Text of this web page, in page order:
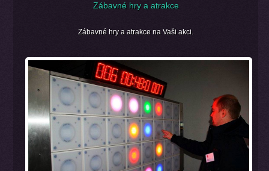
Zábavné hry a atrakce
Zábavné hry a atrakce na Vaši akci.